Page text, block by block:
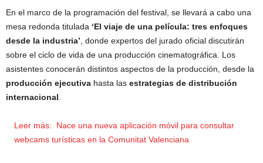
En el marco de la programación del festival, se llevará a cabo una
mesa redonda titulada ‘El viaje de una película: tres enfoques
desde la industria’ , donde expertos del jurado oficial discutirán
sobre el ciclo de vida de una producción cinematográfica. Los
asistentes conocerán distintos aspectos de la producción, desde la
producción ejecutiva hasta las estrategias de distribución
internacional
Leer más:
Nace una nueva aplicación móvil para consultar
webcams turísticas en la Comunitat Valenciana